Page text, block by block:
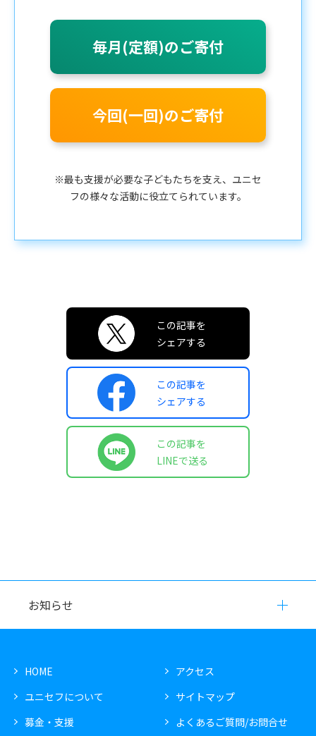
毎月(定額)のご寄付
今回(一回)のご寄付
※最も支援が必要な子どもたちを支え、ユニセ
フの様々な活動に役立てられています。
この記事を
シェアする
この記事を
シェアする
この記事を
LINEで送る
お知らせ
HOME
ユニセフについて
募金・支援
アクセス
サイトマップ
よくあるご質問/お問合せ